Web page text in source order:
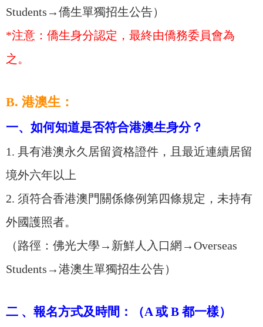
Students→僑生單獨招生公告）
*注意：僑生身分認定，最終由僑務委員會為
之。
B. 港澳生：
一、如何知道是否符合港澳生身分？
1. 具有港澳永久居留資格證件，且最近連續居留
境外六年以上
2. 須符合香港澳門關係條例第四條規定，未持有
外國護照者。
（路徑：佛光大學→新鮮人入口網→Overseas
Students→港澳生單獨招生公告）
二 、報名方式及時間：（A 或 B 都一樣）